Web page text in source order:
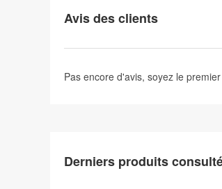
Avis des clients
Pas encore d'avis, soyez le premier
Derniers produits